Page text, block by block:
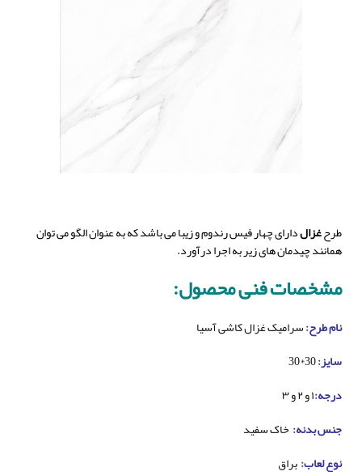
طرحغزالدارای چهار فیس رندوم و زیبا می باشد که به عنوان الگو می توان
همانند چیدمان های زیر به اجرا درآورد.
مشخصات فنی محصول:
نام طرح:سرامیک غزال کاشی آسیا
سایز:
درجه:۱ و ۲ و ۳
جنس بدنه: خاک سفید
نوع لعاب:براق